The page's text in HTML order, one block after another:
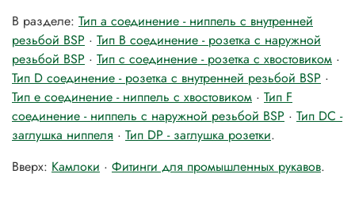
В разделе: Тип а соединение - ниппель с внутренней
резьбой BSP · Тип B соединение - розетка с наружной
резьбой BSP · Тип с соединение - розетка c хвостовиком ·
Тип D соединение - розетка c внутренней резьбой BSP ·
Тип е соединение - ниппель с хвостовиком · Тип F
соединение - ниппель с наружной резьбой BSP · Тип DС -
заглушка ниппеля · Тип DP - заглушка розетки.
Вверх: Камлоки · Фитинги для промышленных рукавов.